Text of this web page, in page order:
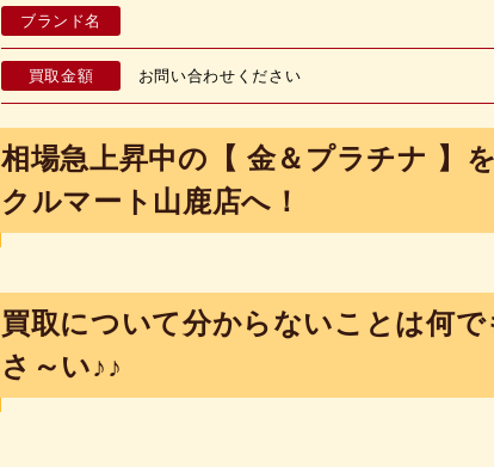
ブランド名
買取金額 お問い合わせください
相場急上昇中の【 金＆プラチナ 】
クルマート山鹿店へ！
買取について分からないことは何
さ～い♪♪